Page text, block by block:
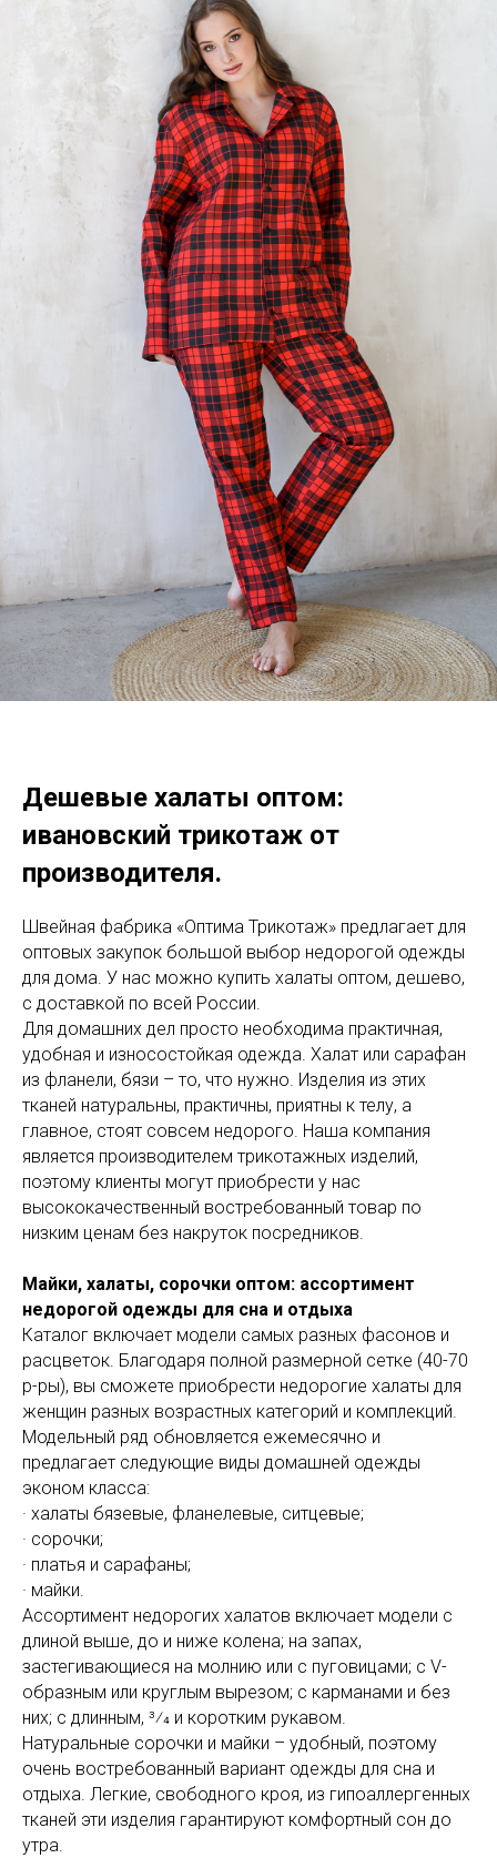
Дешевые халаты оптом:
ивановский трикотаж от
производителя.
Швейная фабрика «Оптима Трикотаж» предлагает для
оптовых закупок большой выбор недорогой одежды
для дома. У нас можно купить халаты оптом, дешево,
с доставкой по всей России.
Для домашних дел просто необходима практичная,
удобная и износостойкая одежда. Халат или сарафан
из фланели, бязи – то, что нужно. Изделия из этих
тканей натуральны, практичны, приятны к телу, а
главное, стоят совсем недорого. Наша компания
является производителем трикотажных изделий,
поэтому клиенты могут приобрести у нас
высококачественный востребованный товар по
низким ценам без накруток посредников.
Майки, халаты, сорочки оптом: ассортимент
недорогой одежды для сна и отдыха
Каталог включает модели самых разных фасонов и
расцветок. Благодаря полной размерной сетке (40-70
р-ры), вы сможете приобрести недорогие халаты для
женщин разных возрастных категорий и комплекций.
Модельный ряд обновляется ежемесячно и
предлагает следующие виды домашней одежды
эконом класса:
· халаты бязевые, фланелевые, ситцевые;
· сорочки;
· платья и сарафаны;
· майки.
Ассортимент недорогих халатов включает модели с
длиной выше, до и ниже колена; на запах,
застегивающиеся на молнию или с пуговицами; с V-
образным или круглым вырезом; с карманами и без
них; с длинным, 3⁄4 и коротким рукавом.
Натуральные сорочки и майки – удобный, поэтому
очень востребованный вариант одежды для сна и
отдыха. Легкие, свободного кроя, из гипоаллергенных
тканей эти изделия гарантируют комфортный сон до
утра.